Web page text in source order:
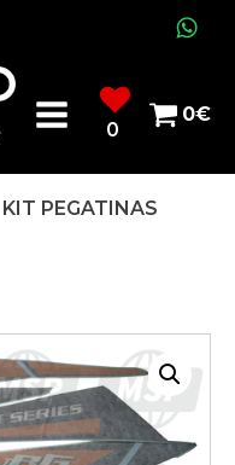
0
0€
KIT PEGATINAS